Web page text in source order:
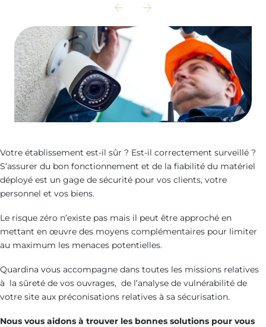
Découvrir
l‘actualité
précédente
:
palazzo-
nice-
Découvrir
l‘actualité
suivante
securite-
incendie-
parking
Votre établissement est-il sûr ? Est-il correctement surveillé ?
S’assurer du bon fonctionnement et de la fiabilité du matériel
déployé est un gage de sécurité pour vos clients, votre
personnel et vos biens.
Le risque zéro n’existe pas mais il peut être approché en
mettant en œuvre des moyens complémentaires pour limiter
au maximum les menaces potentielles.
Quardina vous accompagne dans toutes les missions relatives
à la sûreté de vos ouvrages, de l’analyse de vulnérabilité de
votre site aux préconisations relatives à sa sécurisation.
Nous vous aidons à trouver les bonnes solutions pour vous